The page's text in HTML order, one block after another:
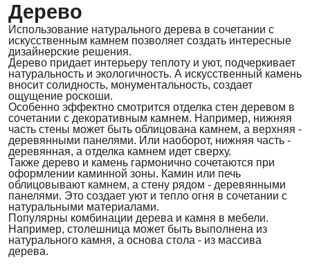
Дерево
Использование натурального дерева в сочетании с
искусственным камнем позволяет создать интересные
дизайнерские решения.
Дерево придает интерьеру теплоту и уют, подчеркивает
натуральность и экологичность. А искусственный камень
вносит солидность, монументальность, создает
ощущение роскоши.
Особенно эффектно смотрится отделка стен деревом в
сочетании с декоративным камнем. Например, нижняя
часть стены может быть облицована камнем, а верхняя -
деревянными панелями. Или наоборот, нижняя часть -
деревянная, а отделка камнем идет сверху.
Также дерево и камень гармонично сочетаются при
оформлении каминной зоны. Камин или печь
облицовывают камнем, а стену рядом - деревянными
панелями. Это создает уют и тепло огня в сочетании с
натуральными материалами.
Популярны комбинации дерева и камня в мебели.
Например, столешница может быть выполнена из
натурального камня, а основа стола - из массива
дерева.